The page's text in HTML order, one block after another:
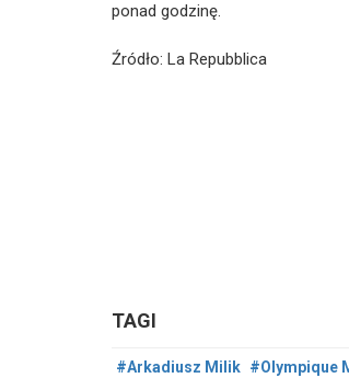
ponad godzinę.
Źródło: La Repubblica
TAGI
#Arkadiusz Milik #Olympique